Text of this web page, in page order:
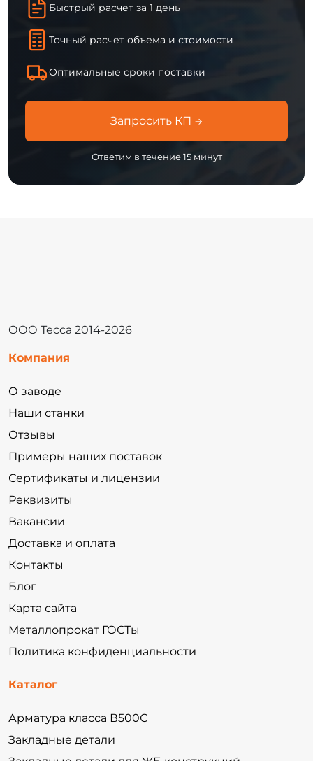
Быстрый расчет за 1 день
Точный расчет объема и стоимости
Оптимальные сроки поставки
Запросить КП →
Ответим в течение 15 минут
ООО Тесса 2014-2026
Компания
О заводе
Наши станки
Отзывы
Примеры наших поставок
Сертификаты и лицензии
Реквизиты
Вакансии
Доставка и оплата
Контакты
Блог
Карта сайта
Металлопрокат ГОСТы
Политика конфиденциальности
Каталог
Арматура класса В500С
Закладные детали